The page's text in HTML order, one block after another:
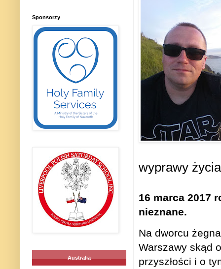
wyprawy
16 marca 2017
nieznane.
Na dworcu
Warszawy skąd
przyszłości i o
Sponsorzy
Australia